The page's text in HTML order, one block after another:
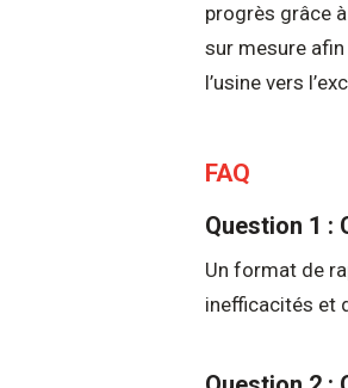
progrès grâce
sur mesure
l’usine vers
FAQ
Question 1 :
Un format de
inefficacités et